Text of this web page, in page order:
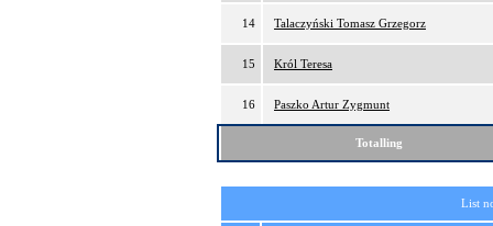
14 Talaczyński Tomasz Grzegorz
15 Król Teresa
16 Paszko Artur Zygmunt
Totalling
List